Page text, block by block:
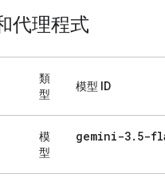
代理程式
類
型
模型 ID
模
型
gemini-3. 5-